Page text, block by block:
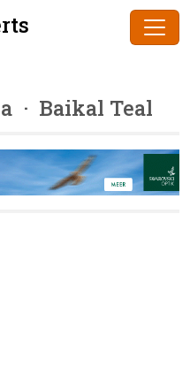
· Baikal Teal